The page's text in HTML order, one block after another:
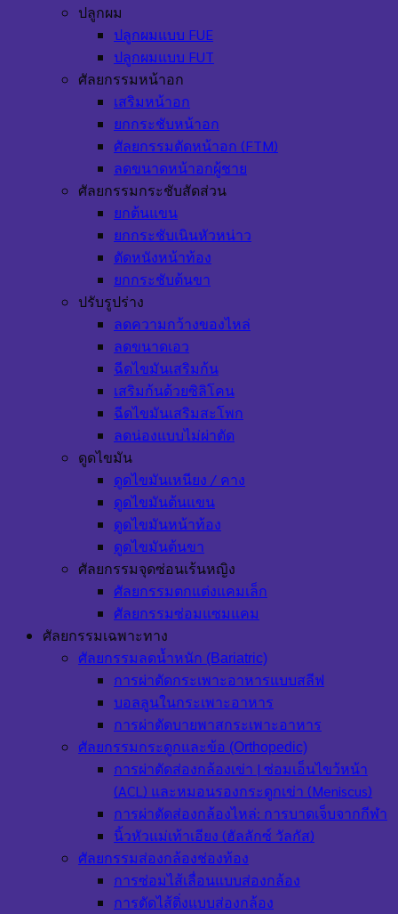
ปลูกผม
ปลูกผมแบบ FUE
ปลูกผมแบบ FUT
ศัลยกรรมหน้าอก
เสริมหน้าอก
ยกกระชับหน้าอก
ศัลยกรรมตัดหน้าอก (FTM)
ลดขนาดหน้าอกผู้ชาย
ศัลยกรรมกระชับสัดส่วน
ยกต้นแขน
ยกกระชับเนินหัวหน่าว
ตัดหนังหน้าท้อง
ยกกระชับต้นขา
ปรับรูปร่าง
ลดความกว้างของไหล่
ลดขนาดเอว
ฉีดไขมันเสริมก้น
เสริมก้นด้วยซิลิโคน
ฉีดไขมันเสริมสะโพก
ลดน่องแบบไม่ผ่าตัด
ดูดไขมัน
ดูดไขมันเหนียง / คาง
ดูดไขมันต้นแขน
ดูดไขมันหน้าท้อง
ดูดไขมันต้นขา
ศัลยกรรมจุดซ่อนเร้นหญิง
ศัลยกรรมตกแต่งแคมเล็ก
ศัลยกรรมซ่อมแซมแคม
ศัลยกรรมเฉพาะทาง
ศัลยกรรมลดน้ำหนัก (Bariatric)
การผ่าตัดกระเพาะอาหารแบบสลีฟ
บอลลูนในกระเพาะอาหาร
การผ่าตัดบายพาสกระเพาะอาหาร
ศัลยกรรมกระดูกและข้อ (Orthopedic)
การผ่าตัดส่องกล้องเข่า | ซ่อมเอ็นไขว้หน้า
(ACL) และหมอนรองกระดูกเข่า (Meniscus)
การผ่าตัดส่องกล้องไหล่: การบาดเจ็บจากกีฬา
นิ้วหัวแม่เท้าเอียง (ฮัลลักซ์ วัลกัส)
ศัลยกรรมส่องกล้องช่องท้อง
การซ่อมไส้เลื่อนแบบส่องกล้อง
การตัดไส้ติ่งแบบส่องกล้อง